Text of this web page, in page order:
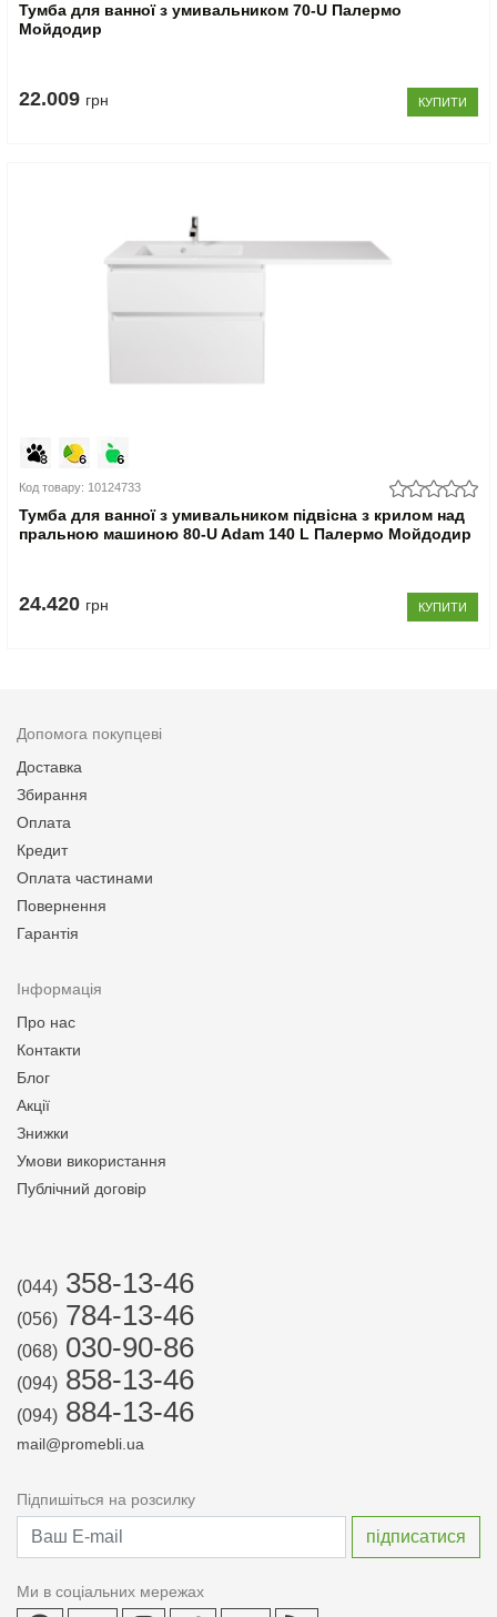
Тумба для ванної з умивальником 70-U Палермо
Мойдодир
22.009 грн КУПИТИ
Код товару: 10124733
Тумба для ванної з умивальником підвісна з крилом над
пральною машиною 80-U Adam 140 L Палермо Мойдодир
24.420 грн КУПИТИ
Допомога покупцеві
Доставка
Збирання
Оплата
Кредит
Оплата частинами
Повернення
Гарантія
Інформація
Про нас
Контакти
Блог
Акції
Знижки
Умови використання
Публічний договір
(044) 358-13-46
(056) 784-13-46
(068) 030-90-86
(094) 858-13-46
(094) 884-13-46
mail@promebli.ua
Підпишіться на розсилку
Ми в соціальних мережах